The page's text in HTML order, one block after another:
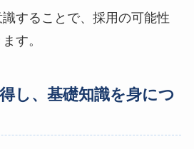
することで、採用の可能性
す。
し、基礎知識を身につ